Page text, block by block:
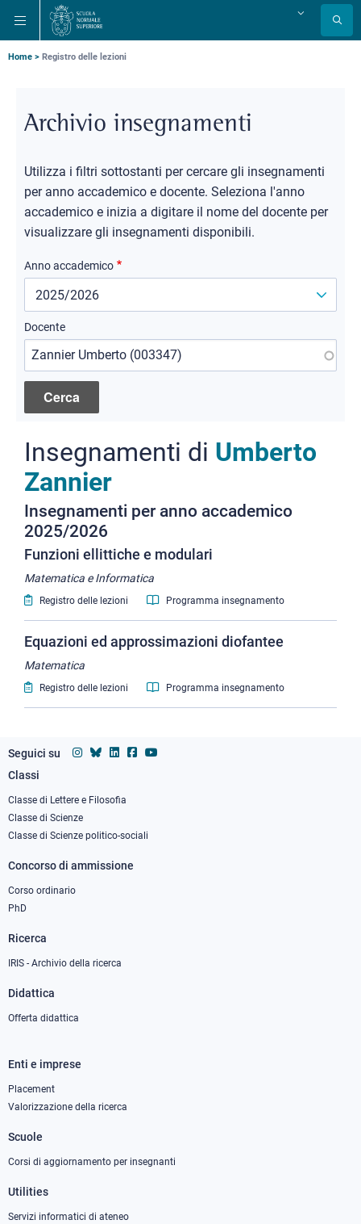
alla
navigazione
principale
contenuto
principale
alla
ricerca
principale
Briciole
pane
Home Registro delle lezioni
Archivio insegnamenti
Utilizza i filtri sottostanti per cercare gli insegnamenti
per anno accademico e docente. Seleziona l'anno
accademico e inizia a digitare il nome del docente per
visualizzare gli insegnamenti disponibili.
Anno accademico
Docente
Insegnamenti di Umberto
Zannier
Insegnamenti per anno accademico
2025/2026
Funzioni ellittiche e modulari
Matematica e Informatica
Registro delle lezioni Programma insegnamento
Equazioni ed approssimazioni diofantee
Matematica
Registro delle lezioni Programma insegnamento
Seguici su
Footer
column
1
Classi
Classe di Lettere e Filosofia
Classe di Scienze
Classe di Scienze politico-sociali
Concorso di ammissione
Corso ordinario
PhD
Ricerca
IRIS - Archivio della ricerca
Didattica
Offerta didattica
Footer
column
Enti e imprese
Placement
Valorizzazione della ricerca
Scuole
Corsi di aggiornamento per insegnanti
Utilities
Servizi informatici di ateneo